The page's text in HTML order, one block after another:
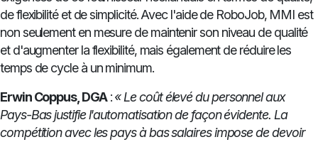
de flexibilité et de simplicité. Avec l'aide de RoboJob, MMI est
non seulement en mesure de maintenir son niveau de qualité
et d'augmenter la flexibilité, mais également de réduire les
temps de cycle à un minimum.
Erwin Coppus, DGA:« Le coût élevé du personnel aux
Pays-Bas justifie l'automatisation de façon évidente. La
compétition avec les pays à bas salaires impose de devoir